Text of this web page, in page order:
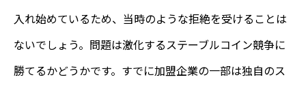
入れ始めているため、当時のような拒絶を受けることは
ないでしょう。問題は激化するステーブルコイン競争に
勝てるかどうかです。すでに加盟企業の一部は独自のス